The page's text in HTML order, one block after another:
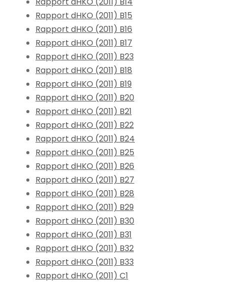
Rapport dHKO (2011) B15
Rapport dHKO (2011) B16
Rapport dHKO (2011) B17
Rapport dHKO (2011) B23
Rapport dHKO (2011) B18
Rapport dHKO (2011) B19
Rapport dHKO (2011) B20
Rapport dHKO (2011) B21
Rapport dHKO (2011) B22
Rapport dHKO (2011) B24
Rapport dHKO (2011) B25
Rapport dHKO (2011) B26
Rapport dHKO (2011) B27
Rapport dHKO (2011) B28
Rapport dHKO (2011) B29
Rapport dHKO (2011) B30
Rapport dHKO (2011) B31
Rapport dHKO (2011) B32
Rapport dHKO (2011) B33
Rapport dHKO (2011) C1